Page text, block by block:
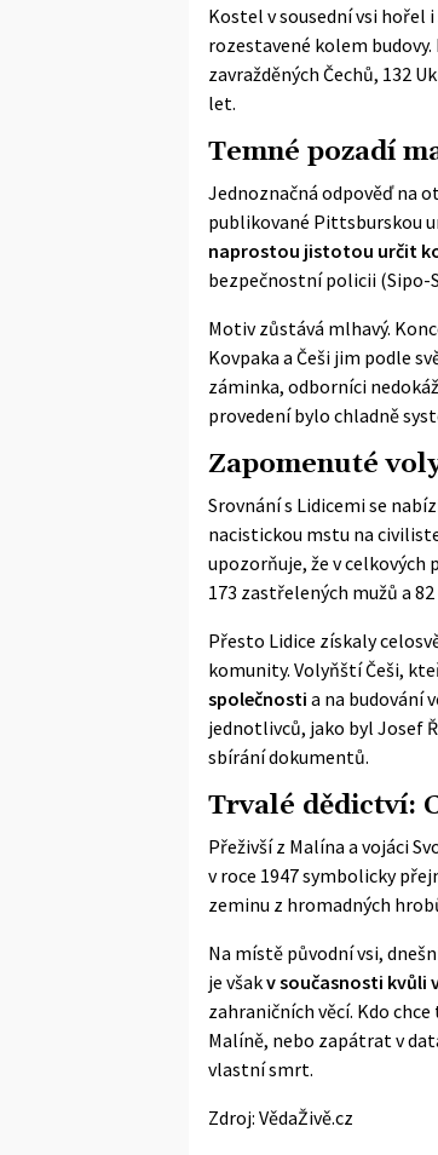
Kostel v sousední vsi hořel
rozestavené kolem budovy.
zavražděných Čechů, 132
let.
Temné pozadí
Jednoznačná odpověď na
publikované Pittsburskou
naprostou jistotou určit
bezpečnostní policii (Sipo-
Motiv zůstává mlhavý.
Kovpaka a Češi jim podle
záminka, odborníci
provedení bylo chladně
Zapomenuté
Srovnání s Lidicemi se
nacistickou mstu na
upozorňuje, že v celkových
173 zastřelených mužů a
Přesto Lidice získaly
komunity. Volyňští Češi,
společnosti a na budování
jednotlivců, jako byl Josef
sbírání dokumentů.
Trvalé dědictví:
Přeživší z Malína a vojáci
v roce 1947 symbolicky
zeminu z hromadných
Na místě původní vsi,
je všakv současnosti kvůli
zahraničních věcí. Kdo
Malíně, nebo zapátrat v
vlastní smrt.
Zdroj: VědaŽivě.cz